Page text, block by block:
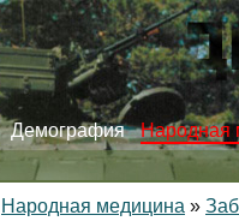
Демография
Народная
Народная медицина »